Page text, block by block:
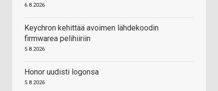
6.8.2026
Keychron kehittää avoimen lähdekoodin
firmwarea pelihiiriin
5.8.2026
Honor uudisti logonsa
5.8.2026